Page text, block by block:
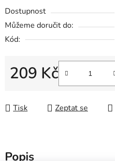
Dostupnost
Můžeme doručit do:
Kód:
209 Kč
Tisk Zeptat se
Popis